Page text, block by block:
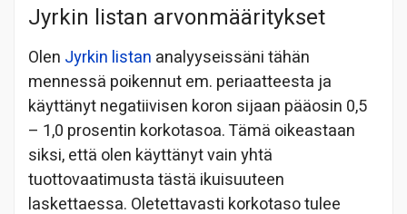
Jyrkin listan arvonmääritykset
Olen Jyrkin listan analyyseissäni tähän
mennessä poikennut em. periaatteesta ja
käyttänyt negatiivisen koron sijaan pääosin 0,5
– 1,0 prosentin korkotasoa. Tämä oikeastaan
siksi, että olen käyttänyt vain yhtä
tuottovaatimusta tästä ikuisuuteen
laskettaessa. Oletettavasti korkotaso tulee